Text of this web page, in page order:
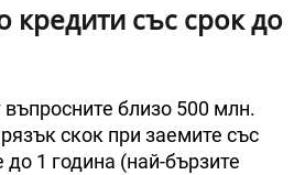
кредити със срок до
близо 500 млн.
скок при заемите със
до 1 година (най-бързите